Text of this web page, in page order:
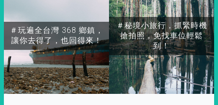
＃玩遍全台灣 368 鄉鎮，
讓你去得了，也回得來！
＃秘境小旅行，抓緊時機
搶拍照，免找車位輕鬆
到！